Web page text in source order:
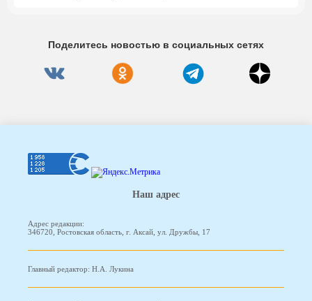
Поделитесь новостью в социальных сетях
Наш адрес
Адрес редакции:
346720, Ростовская область, г. Аксай, ул. Дружбы, 17
Главный редактор: Н.А. Лукина